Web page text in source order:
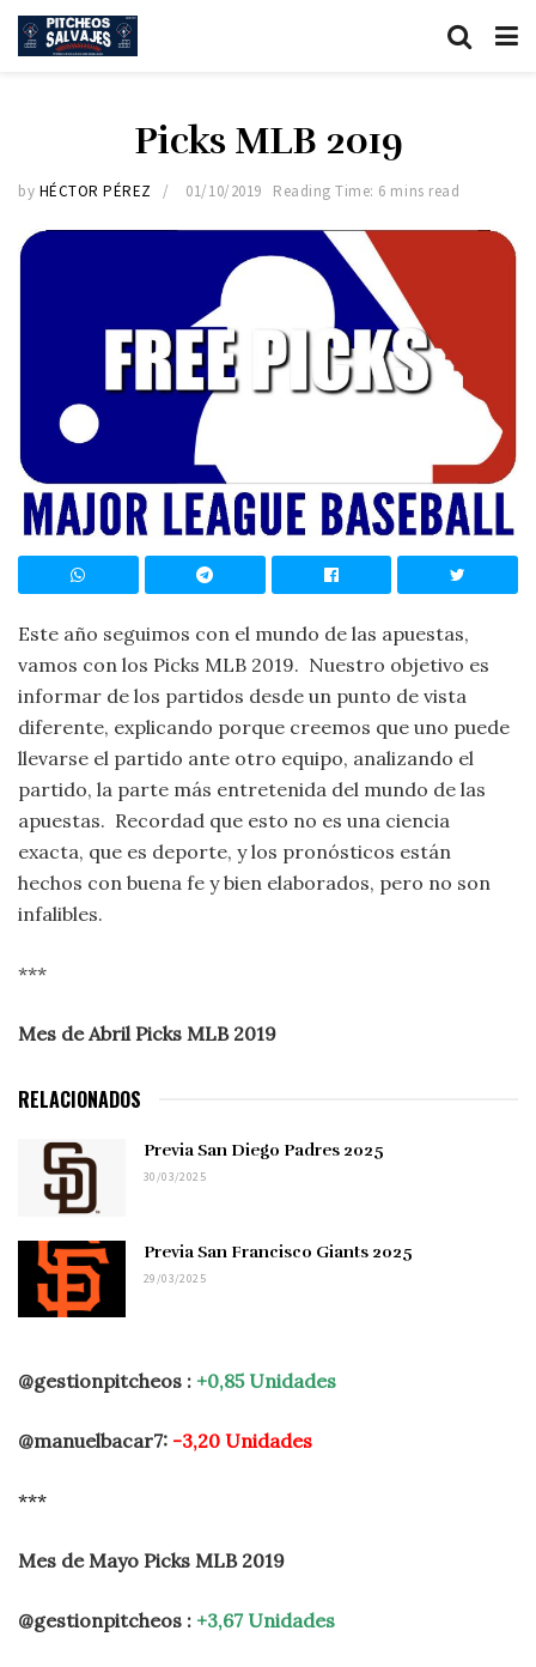
Picks MLB 2019
by HÉCTOR PÉREZ 01/10/2019 Reading Time: 6 mins read
Este año seguimos con el mundo de las apuestas,
vamos con los Picks MLB 2019. Nuestro objetivo es
informar de los partidos desde un punto de vista
diferente, explicando porque creemos que uno puede
llevarse el partido ante otro equipo, analizando el
partido, la parte más entretenida del mundo de las
apuestas. Recordad que esto no es una ciencia
exacta, que es deporte, y los pronósticos están
hechos con buena fe y bien elaborados, pero no son
infalibles.
***
Mes de Abril Picks MLB 2019
RELACIONADOS
Previa San Diego Padres 2025
30/03/2025
Previa San Francisco Giants 2025
29/03/2025
@gestionpitcheos : +0,85Unidades
@manuelbacar7: -3,20 Unidades
***
Mes de Mayo Picks MLB 2019
@gestionpitcheos : +3,67 Unidades